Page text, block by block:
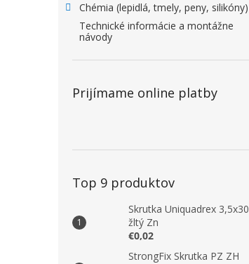
Chémia (lepidlá, tmely, peny, silikóny)
Technické informácie a montážne
návody
Prijímame online platby
Top 9 produktov
Skrutka Uniquadrex 3,5x30
žltý Zn
€0,02
StrongFix Skrutka PZ ZH